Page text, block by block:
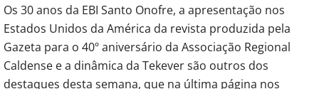
Os 30 anos da EBI Santo Onofre, a apresentação nos
Estados Unidos da América da revista produzida pela
Gazeta para o 40º aniversário da Associação Regional
Caldense e a dinâmica da Tekever são outros dos
destaques desta semana, que na última página nos